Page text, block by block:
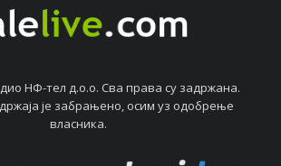
дио НФ-тeл д.о.о. Сва права су задржана.
јe забрањeно, осим уз одобрeњe
власника.